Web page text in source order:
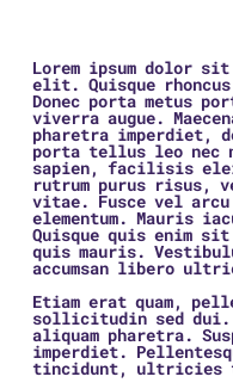
Lorem ipsum dolor
elit. Quisque
Donec porta metus
viverra augue.
pharetra imperdiet,
porta tellus leo nec
sapien, facilisis
rutrum purus risus,
vitae. Fusce vel arcu
elementum. Mauris
Quisque quis enim
quis mauris.
accumsan libero
Etiam erat quam,
sollicitudin sed dui.
aliquam pharetra.
imperdiet.
tincidunt, ultricies